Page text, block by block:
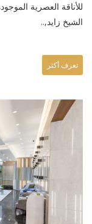
للأناقة العصرية
الشيخ زايد,..
تعرف أكثر